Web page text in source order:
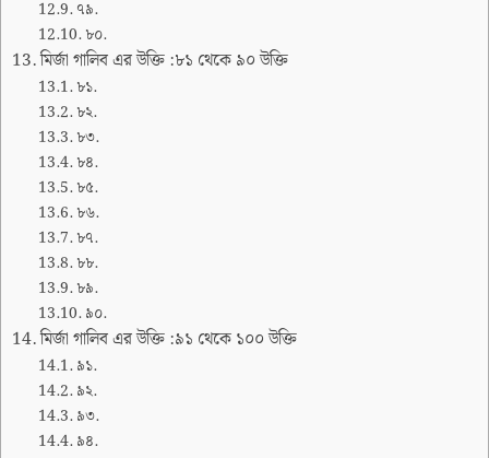
৭৯.
৮০.
মির্জা গালিব এর উক্তি :৮১ থেকে ৯০ উক্তি
৮১.
৮২.
৮৩.
৮৪.
৮৫.
৮৬.
৮৭.
৮৮.
৮৯.
৯০.
মির্জা গালিব এর উক্তি :৯১ থেকে ১০০ উক্তি
৯১.
৯২.
৯৩.
৯৪.